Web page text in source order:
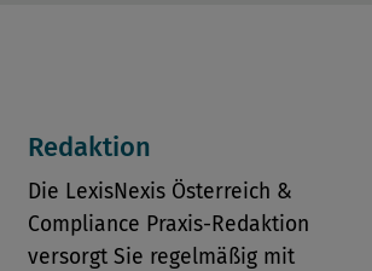
Redaktion
Die LexisNexis Österreich &
Compliance Praxis-Redaktion
versorgt Sie regelmäßig mit